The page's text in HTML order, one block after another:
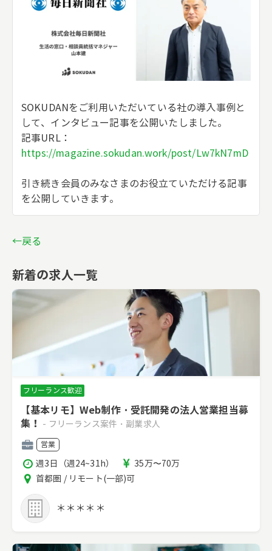
SOKUDANをご利用いただいている社の導入事例と
して、インタビュー記事を公開いたしました。
記事URL：
https://magazine.sokudan.work/post/Lw7kN7mD
引き続き会員のみなさまのお役立ていただける記事
を公開していきます。
←戻る
新着の求人一覧
フリーランス歓迎
【基本リモ】Web制作・受託開発の法人営業担当募
集！
- フリーランス案件・副業求人
職
種
営業
稼
働
時
間
週3日（週24~31h）
報
酬
35万〜70万
エ
ア
首都圏 / リモート(一部)可
＊＊＊＊＊